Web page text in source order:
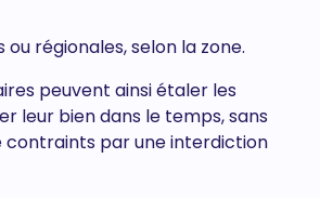
ou régionales, selon la zone.
peuvent ainsi étaler les
leur bien dans le temps, sans
contraints par une interdiction